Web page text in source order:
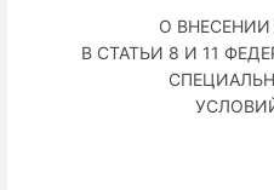
О
В СТАТЬИ 8 И 11